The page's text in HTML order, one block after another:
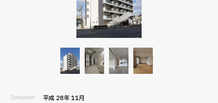
Completion 平成 28年 11月